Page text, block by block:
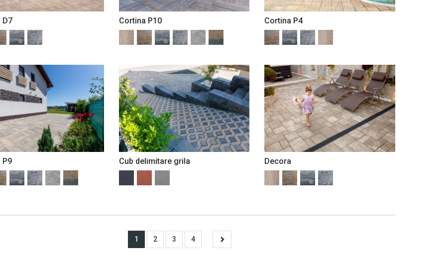
D7 Cortina P10 Cortina P4
P9 Cub delimitare grila Decora
1 2 3 4